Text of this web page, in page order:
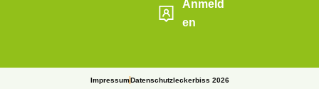
Anmeld
en
ImpressumDatenschutzleckerbiss 2026